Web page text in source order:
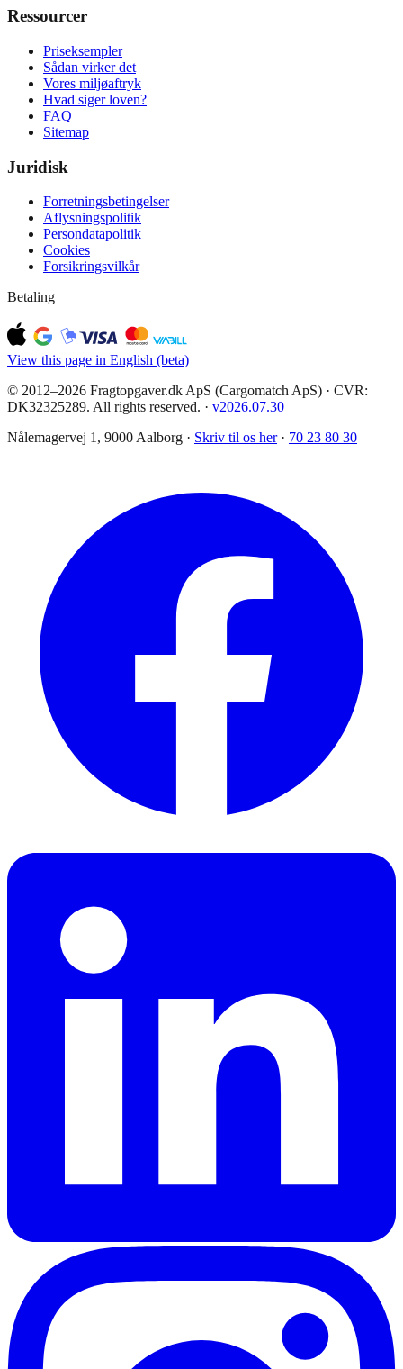
Ressourcer
Priseksempler
Sådan virker det
Vores miljøaftryk
Hvad siger loven?
FAQ
Sitemap
Juridisk
Forretningsbetingelser
Aflysningspolitik
Persondatapolitik
Cookies
Forsikringsvilkår
Betaling
View this page in English (beta)
© 2012–2026 Fragtopgaver.dk ApS (Cargomatch ApS) · CVR:
DK32325289. All rights reserved. · v2026.07.30
Nålemagervej 1, 9000 Aalborg · Skriv til os her · 70 23 80 30